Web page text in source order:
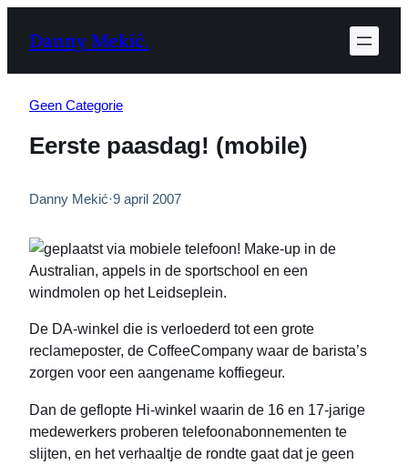
naarDanny Mekić.
Geen Categorie
Eerste paasdag! (mobile)
Danny Mekić·9 april 2007
Make-up in de
Australian, appels in de sportschool en een
windmolen op het Leidseplein.
De DA-winkel die is verloederd tot een grote
reclameposter, de CoffeeCompany waar de barista’s
zorgen voor een aangename koffiegeur.
Dan de geflopte Hi-winkel waarin de 16 en 17-jarige
medewerkers proberen telefoonabonnementen te
slijten, en het verhaaltje de rondte gaat dat je geen